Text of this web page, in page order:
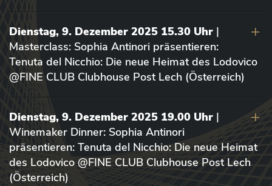
Dienstag, 9. Dezember 2025 15.30 Uhr |
Masterclass: Sophia Antinori präsentieren:
Tenuta del Nicchio: Die neue Heimat des Lodovico
@FINE CLUB Clubhouse Post Lech (Österreich)
Dienstag, 9. Dezember 2025 19.00 Uhr |
Winemaker Dinner: Sophia Antinori
präsentieren: Tenuta del Nicchio: Die neue Heimat
des Lodovico @FINE CLUB Clubhouse Post Lech
(Österreich)